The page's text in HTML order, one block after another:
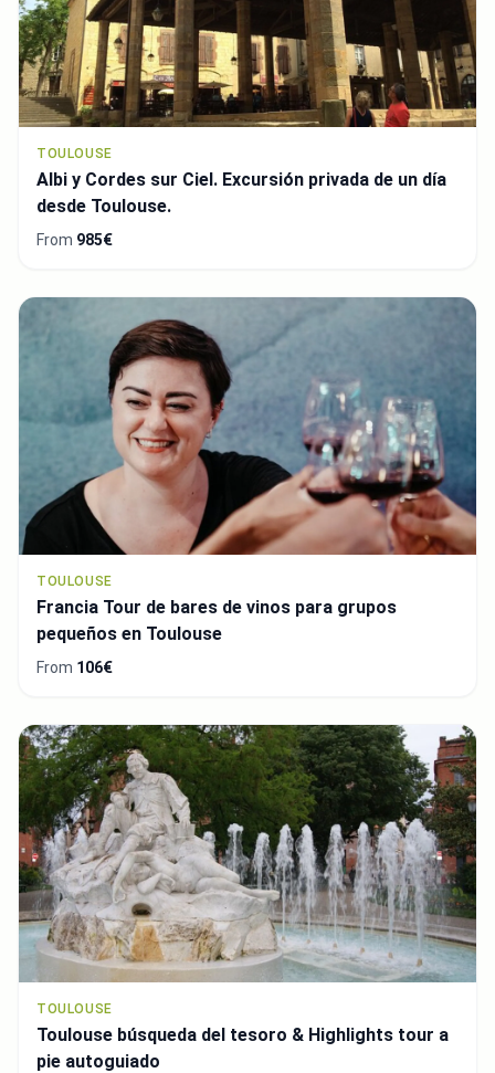
TOULOUSE
Albi y Cordes sur Ciel. Excursión privada de un día
desde Toulouse.
From 985€
TOULOUSE
Francia Tour de bares de vinos para grupos
pequeños en Toulouse
From 106€
TOULOUSE
Toulouse búsqueda del tesoro & Highlights tour a
pie autoguiado